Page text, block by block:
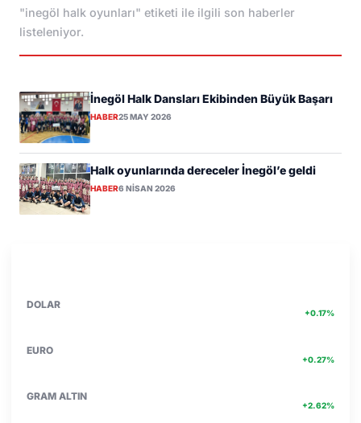
"inegöl halk oyunları" etiketi ile ilgili son haberler
listeleniyor.
İnegöl Halk Dansları Ekibinden Büyük Başarı
HABER25 MAY 2026
Halk oyunlarında dereceler İnegöl’e geldi
HABER6 NISAN 2026
DOLAR
+0.17%
EURO
+0.27%
GRAM ALTIN
+2.62%